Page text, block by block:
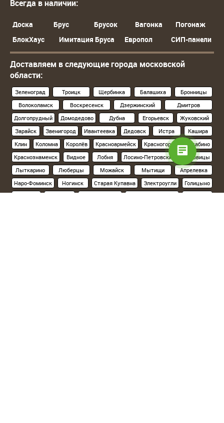
Всегда в наличии:
Доска Брус Брусок Вагонка
Погонаж
БлокХаус
Имитация Бруса Европол СИП-панели
Доставляем в следующие города московской
области:
Зеленоград Троицк Щербинка Балашиха
Бронницы
Волоколамск
Воскресенск Дзержинский
Дмитров
Долгопрудный
Домодедово Дубна Егорьевск
Жуковский
Зарайск
Звенигород Ивантеевка Дедовск Истра
Кашира
Клин
Коломна Королёв Красноармейск Красногорск
Нахабино
Краснознаменск
Видное Лобня Лосино-Петровский
Луховицы
Лыткарино
Люберцы Можайск Мытищи
Апрелевка
Наро-Фоминск
Ногинск Старая Купавна Электроугли
Голицыно